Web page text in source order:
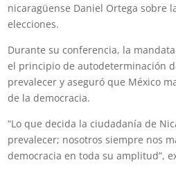
nicaragüense Daniel Ortega sobre
elecciones.
Durante su conferencia, la
el principio de autodeterminación
prevalecer y aseguró que México
de la democracia.
“Lo que decida la ciudadanía de
prevalecer; nosotros siempre nos
democracia en toda su amplitud”,